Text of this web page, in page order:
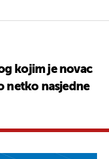
kojim je novac
netko nasjedne